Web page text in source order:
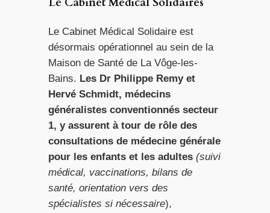
Le Cabinet Médical Solidaire est
désormais opérationnel au sein de la
Maison de Santé de La Vôge-les-
Bains. Les Dr Philippe Remy et
Hervé Schmidt, médecins
généralistes conventionnés secteur
1, y assurent à tour de rôle des
consultations de médecine générale
pour les enfants et les adultes (suivi
médical, vaccinations, bilans de
santé, orientation vers des
spécialistes si nécessaire),